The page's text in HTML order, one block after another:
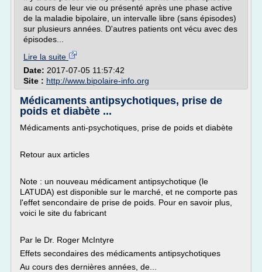
au cours de leur vie ou présenté après une phase active
de la maladie bipolaire, un intervalle libre (sans épisodes)
sur plusieurs années. D'autres patients ont vécu avec des
épisodes...
Lire la suite
Date: 2017-07-05 11:57:42
Site : http://www.bipolaire-info.org
Médicaments antipsychotiques, prise de
poids et diabète ...
Médicaments anti-psychotiques, prise de poids et diabète
Retour aux articles
Note : un nouveau médicament antipsychotique (le
LATUDA) est disponible sur le marché, et ne comporte pas
l'effet sencondaire de prise de poids. Pour en savoir plus,
voici le site du fabricant
Par le Dr. Roger McIntyre
Effets secondaires des médicaments antipsychotiques
Au cours des dernières années, de...